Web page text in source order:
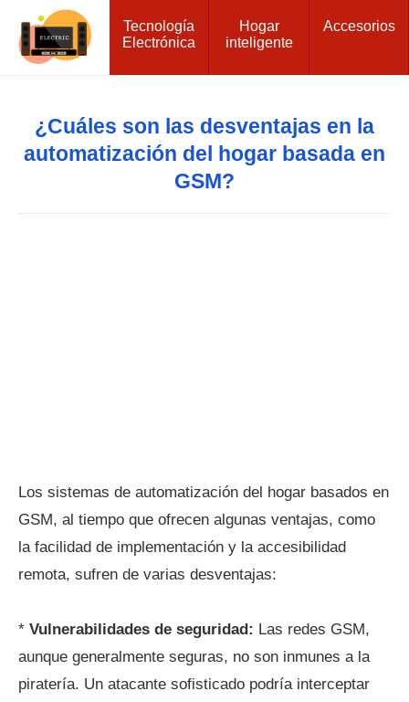
Tecnología
Electrónica
Hogar
inteligente
Accesorios
¿Cuáles son las desventajas en la
automatización del hogar basada en
GSM?
Los sistemas de automatización del hogar basados en
GSM, al tiempo que ofrecen algunas ventajas, como
la facilidad de implementación y la accesibilidad
remota, sufren de varias desventajas:
* Vulnerabilidades de seguridad: Las redes GSM,
aunque generalmente seguras, no son inmunes a la
piratería. Un atacante sofisticado podría interceptar